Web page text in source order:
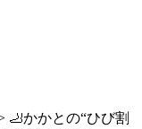
🦶かかとの“ひび割